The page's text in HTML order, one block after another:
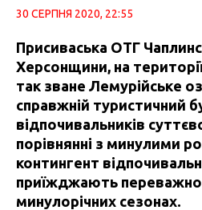
30 СЕРПНЯ 2020, 22:55
Присиваська ОТГ
Херсонщини, на
так зване Лемурійське
справжній туристичний
відпочивальників
порівнянні з минулими
контингент
приїжджають переважно
минулорічних сезонах.